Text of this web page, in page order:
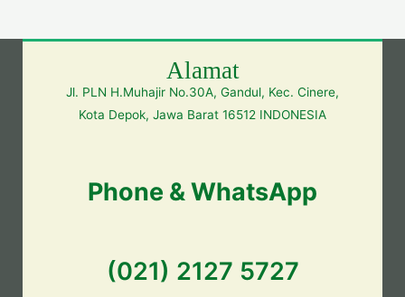
Alamat
Jl. PLN H.Muhajir No.30A, Gandul, Kec. Cinere,
Kota Depok, Jawa Barat 16512 INDONESIA
Phone & WhatsApp
(021) 2127 5727